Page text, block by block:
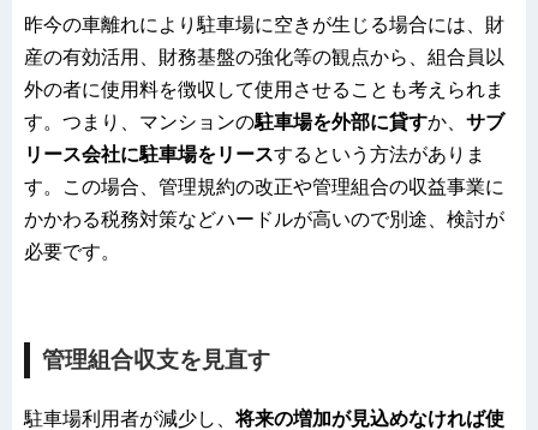
昨今の車離れにより駐車場に空きが生じる場合には、財
産の有効活用、財務基盤の強化等の観点から、組合員以
外の者に使用料を徴収して使用させることも考えられま
す。つまり、マンションの駐車場を外部に貸すか、 サブ
リース会社に駐車場をリースするという方法がありま
す。この場合、管理規約の改正や管理組合の収益事業に
かかわる税務対策などハードルが高いので別途、検討が
必要です。
管理組合収支を見直す
駐車場利用者が減少し、将来の増加が見込めなければ使